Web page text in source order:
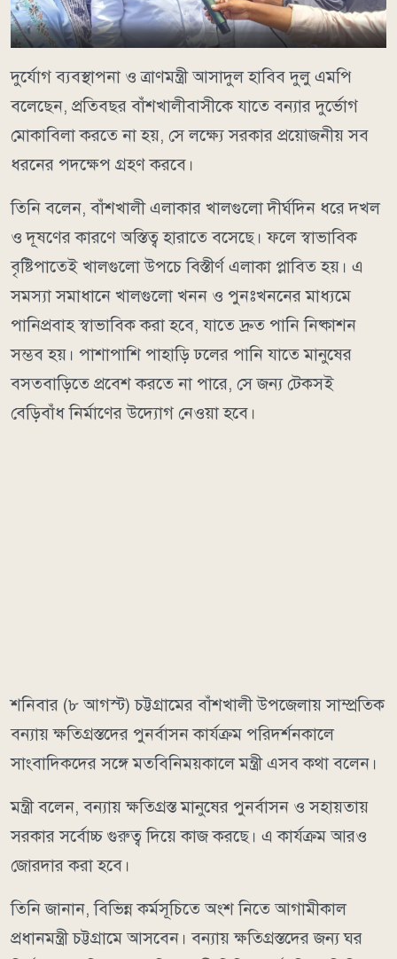
দুর্যোগ ব্যবস্থাপনা ও ত্রাণমন্ত্রী আসাদুল হাবিব দুলু এমপি
বলেছেন, প্রতিবছর বাঁশখালীবাসীকে যাতে বন্যার দুর্ভোগ
মোকাবিলা করতে না হয়, সে লক্ষ্যে সরকার প্রয়োজনীয় সব
ধরনের পদক্ষেপ গ্রহণ করবে।
তিনি বলেন, বাঁশখালী এলাকার খালগুলো দীর্ঘদিন ধরে দখল
ও দূষণের কারণে অস্তিত্ব হারাতে বসেছে। ফলে স্বাভাবিক
বৃষ্টিপাতেই খালগুলো উপচে বিস্তীর্ণ এলাকা প্লাবিত হয়। এ
সমস্যা সমাধানে খালগুলো খনন ও পুনঃখননের মাধ্যমে
পানিপ্রবাহ স্বাভাবিক করা হবে, যাতে দ্রুত পানি নিষ্কাশন
সম্ভব হয়। পাশাপাশি পাহাড়ি ঢলের পানি যাতে মানুষের
বসতবাড়িতে প্রবেশ করতে না পারে, সে জন্য টেকসই
বেড়িবাঁধ নির্মাণের উদ্যোগ নেওয়া হবে।
শনিবার (৮ আগস্ট) চট্টগ্রামের বাঁশখালী উপজেলায় সাম্প্রতিক
বন্যায় ক্ষতিগ্রস্তদের পুনর্বাসন কার্যক্রম পরিদর্শনকালে
সাংবাদিকদের সঙ্গে মতবিনিময়কালে মন্ত্রী এসব কথা বলেন।
মন্ত্রী বলেন, বন্যায় ক্ষতিগ্রস্ত মানুষের পুনর্বাসন ও সহায়তায়
সরকার সর্বোচ্চ গুরুত্ব দিয়ে কাজ করছে। এ কার্যক্রম আরও
জোরদার করা হবে।
তিনি জানান, বিভিন্ন কর্মসূচিতে অংশ নিতে আগামীকাল
প্রধানমন্ত্রী চট্টগ্রামে আসবেন। বন্যায় ক্ষতিগ্রস্তদের জন্য ঘর